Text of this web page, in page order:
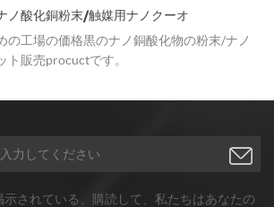
ノ酸化銅粉末/触媒用ナノクーオ
の工場の価格黒のナノ銅酸化物の粉末/ナノ
ト販売procuctです。
されている、購読して、私たちはあなたの